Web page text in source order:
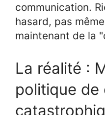
communication.
hasard, pas
maintenant de la
La réalité :
politique de